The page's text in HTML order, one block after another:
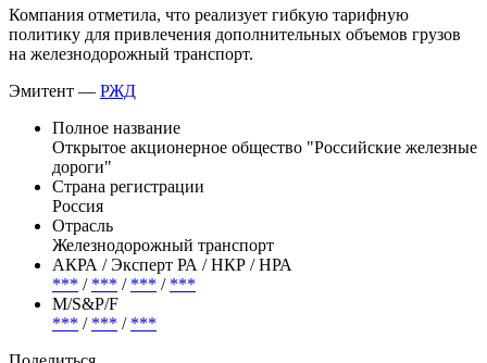
полувагонах в направлении 28 станций российских железных
дорог, через которые обеспечиваются сырьем
металлургические комбинаты", - говорится в сообщении.
Компания отметила, что реализует гибкую тарифную
на железнодорожный транспорт.
Эмитент —РЖД
Полное название
Открытое акционерное общество "Российские железные
дороги"
Страна регистрации
Россия
Отрасль
Железнодорожный транспорт
***/***